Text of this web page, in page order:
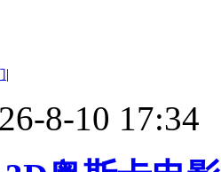
|
8-10 17:34